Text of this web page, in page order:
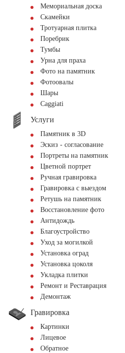
Мемориальная доска
Скамейки
Тротуарная плитка
Поребрик
Тумбы
Урна для праха
Фото на памятник
Фотоовалы
Шары
Сaggiati
Услуги
Памятник в 3D
Эскиз - согласование
Портреты на памятник
Цветной портрет
Ручная гравировка
Гравировка с выездом
Ретушь на памятник
Восстановление фото
Антидождь
Благоустройство
Уход за могилкой
Установка оград
Установка цоколя
Укладка плитки
Ремонт и Реставрация
Демонтаж
Гравировка
Картинки
Лицевое
Обратное